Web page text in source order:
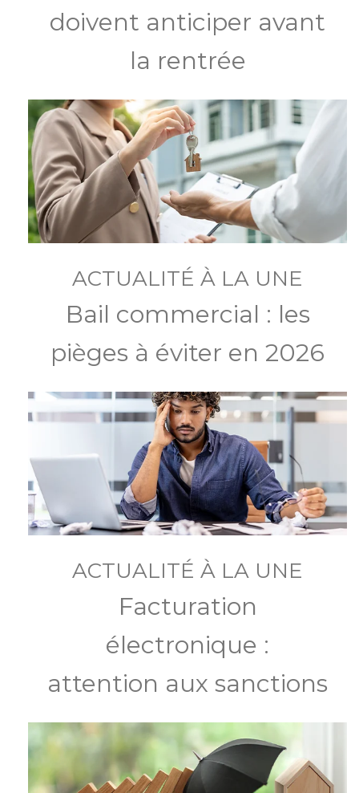
doivent anticiper avant
la rentrée
ACTUALITÉ À LA UNE
Bail commercial : les
pièges à éviter en 2026
ACTUALITÉ À LA UNE
Facturation
électronique :
attention aux sanctions